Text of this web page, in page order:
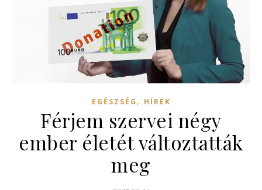
EGÉSZSÉG , HÍREK
Férjem szervei négy
ember életét változtatták
meg